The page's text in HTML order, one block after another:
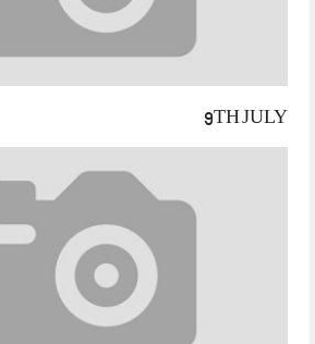
9TH JULY